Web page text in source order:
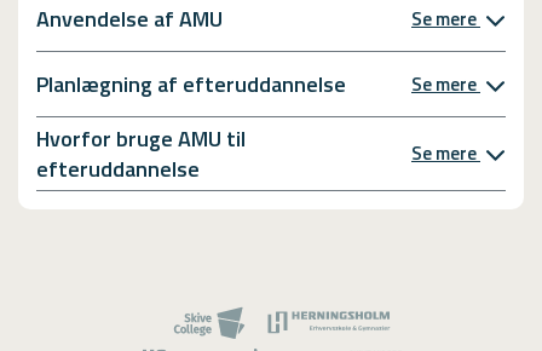
Anvendelse af AMU Se mere
Planlægning af efteruddannelse Se mere
Hvorfor bruge AMU til
efteruddannelse
Se mere